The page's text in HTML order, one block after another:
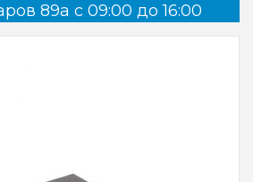
89а с 09:00 до 16:00